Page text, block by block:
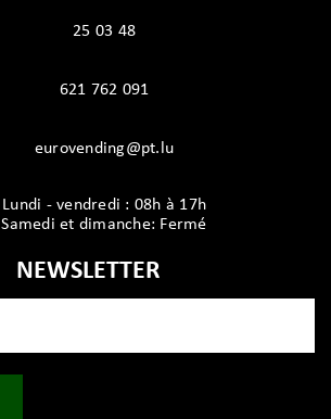
25 03 48
621 762 091
eurovending@pt.lu
Lundi - vendredi : 08h à 17h
Samedi et dimanche: Fermé
NEWSLETTER